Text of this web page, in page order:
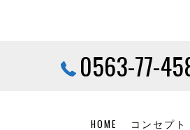
0563-77-
HOME コンセプト